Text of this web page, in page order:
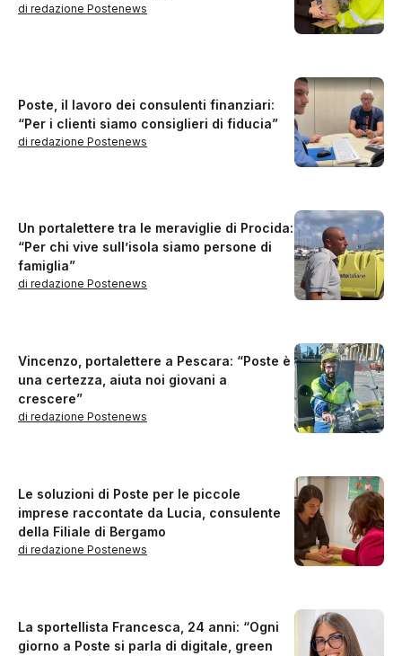
di redazione Postenews
Poste, il lavoro dei consulenti finanziari:
“Per i clienti siamo consiglieri di fiducia”
di redazione Postenews
Un portalettere tra le meraviglie di Procida:
“Per chi vive sull’isola siamo persone di
famiglia”
di redazione Postenews
Vincenzo, portalettere a Pescara: “Poste è
una certezza, aiuta noi giovani a
crescere”
di redazione Postenews
Le soluzioni di Poste per le piccole
imprese raccontate da Lucia, consulente
della Filiale di Bergamo
di redazione Postenews
La sportellista Francesca, 24 anni: “Ogni
giorno a Poste si parla di digitale, green